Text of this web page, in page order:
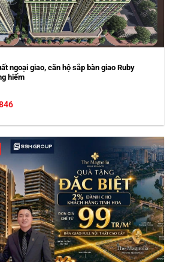
ngoại giao, căn hộ sắp bàn giao Ruby
hiếm